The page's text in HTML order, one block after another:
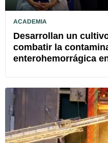
ACADEMIA
Desarrollan un
combatir la
enterohemorrágica